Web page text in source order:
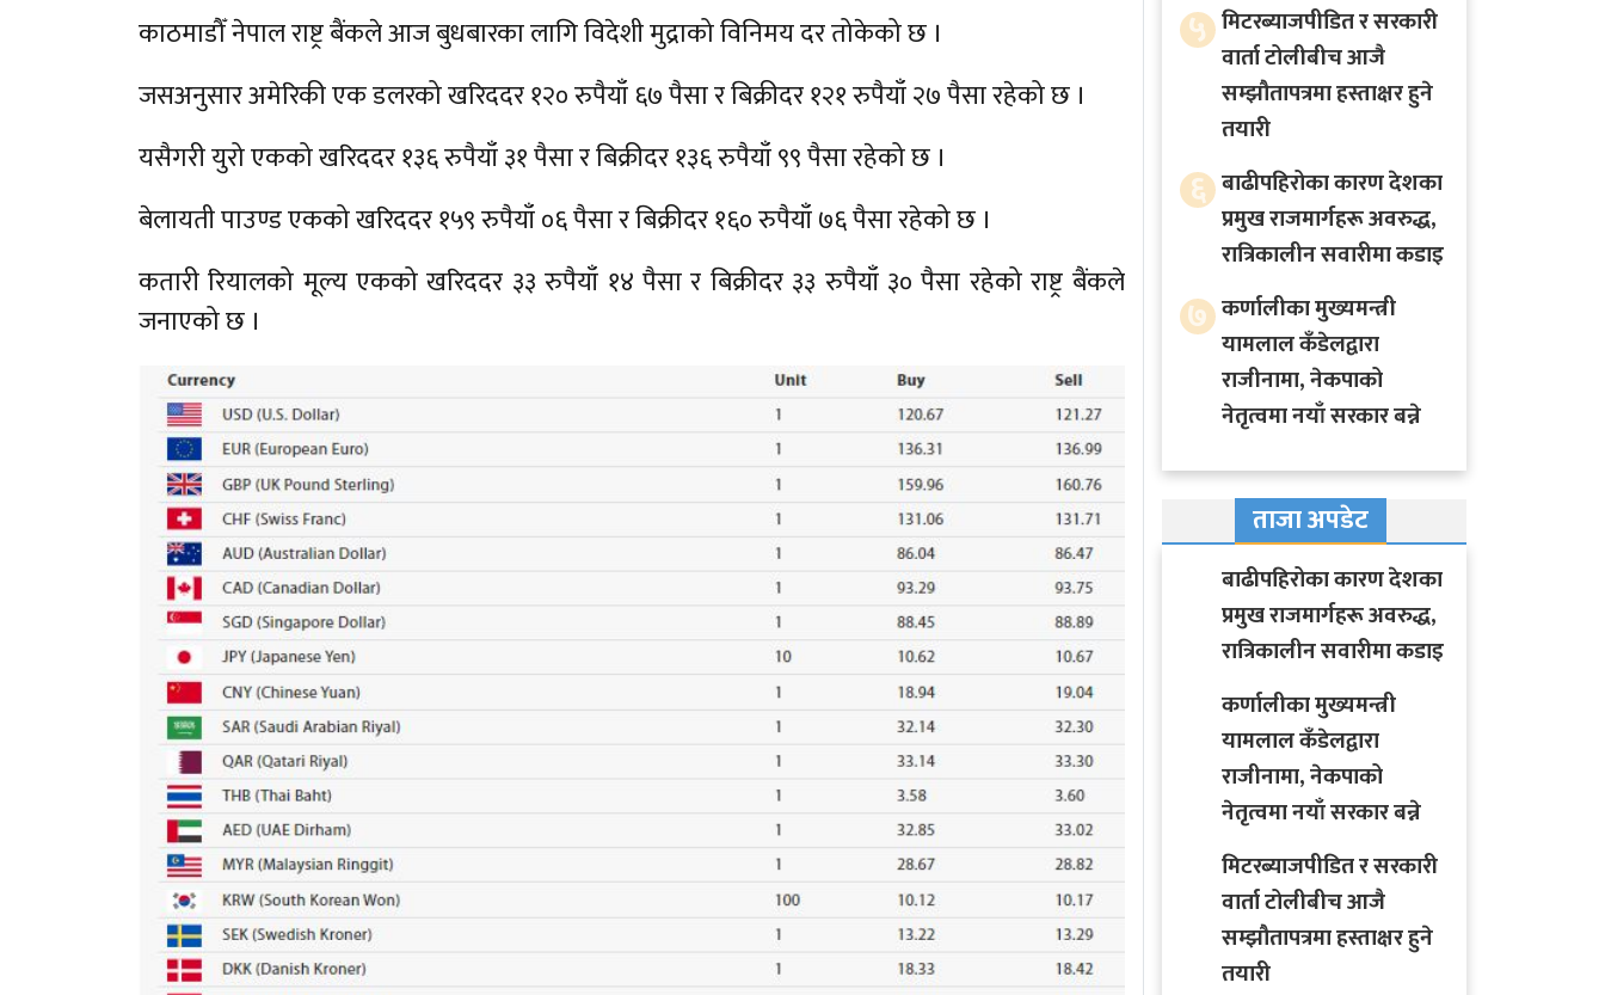
काठमाडौँ नेपाल राष्ट्र बैंकले आज बुधबारका लागि विदेशी मुद्राको विनिमय दर तोकेको छ ।
जसअनुसार अमेरिकी एक डलरको खरिददर १२० रुपैयाँ ६७ पैसा र बिक्रीदर १२१ रुपैयाँ २७ पैसा रहेको छ ।
यसैगरी युरो एकको खरिददर १३६ रुपैयाँ ३१ पैसा र बिक्रीदर १३६ रुपैयाँ ९९ पैसा रहेको छ ।
बेलायती पाउण्ड एकको खरिददर १५९ रुपैयाँ ०६ पैसा र बिक्रीदर १६० रुपैयाँ ७६ पैसा रहेको छ ।
कतारी रियालको मूल्य एकको खरिददर ३३ रुपैयाँ १४ पैसा र बिक्रीदर ३३ रुपैयाँ ३० पैसा रहेको राष्ट्र बैंकले
जनाएको छ ।
५ मिटरब्याजपीडित र सरकारी
वार्ता टोलीबीच आजै
सम्झौतापत्रमा हस्ताक्षर हुने
तयारी
६ बाढीपहिरोका कारण देशका
प्रमुख राजमार्गहरू अवरुद्ध,
रात्रिकालीन सवारीमा कडाइ
७ कर्णालीका मुख्यमन्त्री
यामलाल कँडेलद्वारा
राजीनामा, नेकपाको
नेतृत्वमा नयाँ सरकार बन्ने
ताजा अपडेट
बाढीपहिरोका कारण देशका
प्रमुख राजमार्गहरू अवरुद्ध,
रात्रिकालीन सवारीमा कडाइ
कर्णालीका मुख्यमन्त्री
यामलाल कँडेलद्वारा
राजीनामा, नेकपाको
नेतृत्वमा नयाँ सरकार बन्ने
मिटरब्याजपीडित र सरकारी
वार्ता टोलीबीच आजै
सम्झौतापत्रमा हस्ताक्षर हुने
तयारी